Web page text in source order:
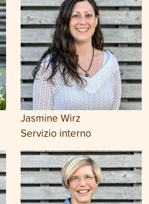
Jasmine Wirz
Servizio interno